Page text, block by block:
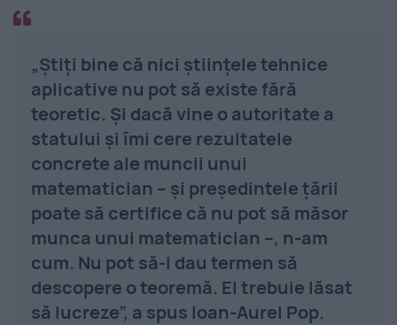
„Știți bine că nici științele tehnice
aplicative nu pot să existe fără
teoretic. Și dacă vine o autoritate a
statului și îmi cere rezultatele
concrete ale muncii unui
matematician – și președintele țării
poate să certifice că nu pot să măsor
munca unui matematician –, n-am
cum. Nu pot să-i dau termen să
descopere o teoremă. El trebuie lăsat
să lucreze”, a spus Ioan-Aurel Pop.